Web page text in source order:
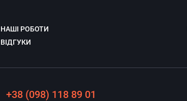
НАШІ РОБОТИ
ВІДГУКИ
+38 (098) 118 89 01